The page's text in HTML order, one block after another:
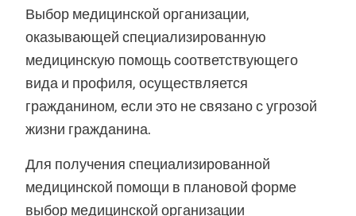
Выбор медицинской организации,
оказывающей специализированную
медицинскую помощь соответствующего
вида и профиля, осуществляется
гражданином, если это не связано с угрозой
жизни гражданина.
Для получения специализированной
медицинской помощи в плановой форме
выбор медицинской организации